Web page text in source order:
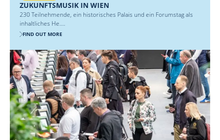
ZUKUNFTSMUSIK IN WIEN
230 Teilnehmende, ein historisches Palais und ein Forumstag als
inhaltliches He....
FIND OUT MORE